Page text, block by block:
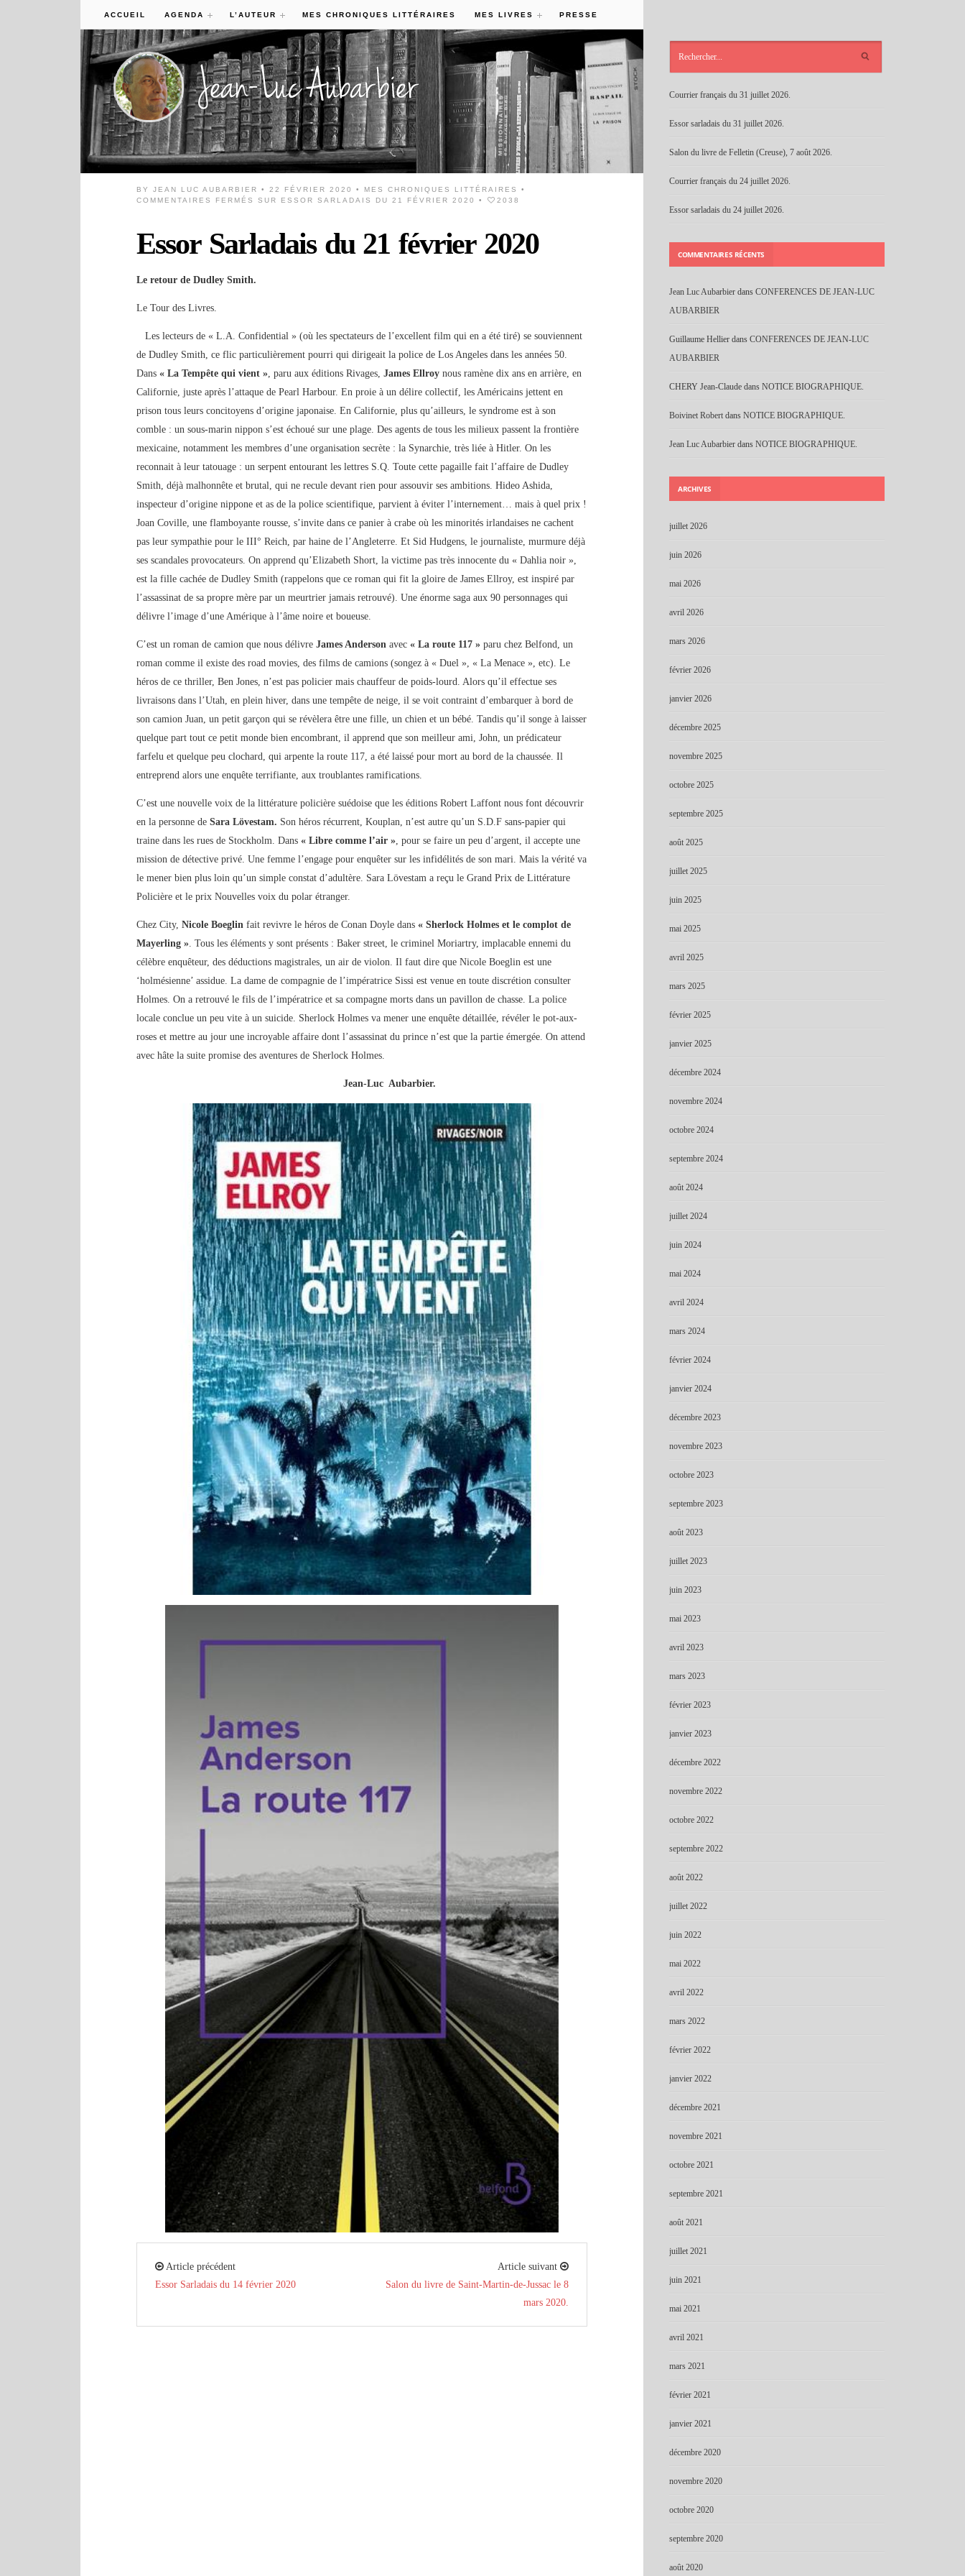
ACCUEIL AGENDA L’AUTEUR MES CHRONIQUES LITTÉRAIRES MES LIVRES PRESSE
BYJEAN LUC AUBARBIER • 22 FÉVRIER 2020 • MES CHRONIQUES LITTÉRAIRES
•
COMMENTAIRES FERMÉS
SUR ESSOR SARLADAIS DU 21 FÉVRIER 2020 • 2038
Essor Sarladais du 21 février 2020
Le retour de Dudley Smith.
Le Tour des Livres.
Les lecteurs de « L.A. Confidential » (où les spectateurs de l’excellent film qui en a été tiré) se souviennent
de Dudley Smith, ce flic particulièrement pourri qui dirigeait la police de Los Angeles dans les années 50.
Dans« La Tempête qui vient », paru aux éditions Rivages,James Ellroy nous ramène dix ans en arrière, en
Californie, juste après l’attaque de Pearl Harbour. En proie à un délire collectif, les Américains jettent en
prison tous leurs concitoyens d’origine japonaise. En Californie, plus qu’ailleurs, le syndrome est à son
comble : un sous-marin nippon s’est échoué sur une plage. Des agents de tous les milieux passent la frontière
mexicaine, notamment les membres d’une organisation secrète : la Synarchie, très liée à Hitler. On les
reconnait à leur tatouage : un serpent entourant les lettres S.Q. Toute cette pagaille fait l’affaire de Dudley
Smith, déjà malhonnête et brutal, qui ne recule devant rien pour assouvir ses ambitions. Hideo Ashida,
inspecteur d’origine nippone et as de la police scientifique, parvient à éviter l’internement… mais à quel prix !
Joan Coville, une flamboyante rousse, s’invite dans ce panier à crabe où les minorités irlandaises ne cachent
pas leur sympathie pour le III° Reich, par haine de l’Angleterre. Et Sid Hudgens, le journaliste, murmure déjà
ses scandales provocateurs. On apprend qu’Elizabeth Short, la victime pas très innocente du « Dahlia noir »,
est la fille cachée de Dudley Smith (rappelons que ce roman qui fit la gloire de James Ellroy, est inspiré par
l’assassinat de sa propre mère par un meurtrier jamais retrouvé). Une énorme saga aux 90 personnages qui
délivre l’image d’une Amérique à l’âme noire et boueuse.
C’est un roman de camion que nous délivreJames Anderson avec« La route 117 »paru chez Belfond, un
roman comme il existe des road movies, des films de camions (songez à « Duel », « La Menace », etc). Le
héros de ce thriller, Ben Jones, n’est pas policier mais chauffeur de poids-lourd. Alors qu’il effectue ses
livraisons dans l’Utah, en plein hiver, dans une tempête de neige, il se voit contraint d’embarquer à bord de
son camion Juan, un petit garçon qui se révèlera être une fille, un chien et un bébé. Tandis qu’il songe à laisser
quelque part tout ce petit monde bien encombrant, il apprend que son meilleur ami, John, un prédicateur
farfelu et quelque peu clochard, qui arpente la route 117, a été laissé pour mort au bord de la chaussée. Il
entreprend alors une enquête terrifiante, aux troublantes ramifications.
C’est une nouvelle voix de la littérature policière suédoise que les éditions Robert Laffont nous font découvrir
en la personne deSara Lövestam. Son héros récurrent, Kouplan, n’est autre qu’un S.D.F sans-papier qui
traine dans les rues de Stockholm. Dans« Libre comme l’air », pour se faire un peu d’argent, il accepte une
mission de détective privé. Une femme l’engage pour enquêter sur les infidélités de son mari. Mais la vérité va
le mener bien plus loin qu’un simple constat d’adultère. Sara Lövestam a reçu le Grand Prix de Littérature
Policière et le prix Nouvelles voix du polar étranger.
Chez City,Nicole Boeglinfait revivre le héros de Conan Doyle dans« Sherlock Holmes et le complot de
Mayerling ». Tous les éléments y sont présents : Baker street, le criminel Moriartry, implacable ennemi du
célèbre enquêteur, des déductions magistrales, un air de violon. Il faut dire que Nicole Boeglin est une
‘holmésienne’ assidue. La dame de compagnie de l’impératrice Sissi est venue en toute discrétion consulter
Holmes. On a retrouvé le fils de l’impératrice et sa compagne morts dans un pavillon de chasse. La police
locale conclue un peu vite à un suicide. Sherlock Holmes va mener une enquête détaillée, révéler le pot-aux-
roses et mettre au jour une incroyable affaire dont l’assassinat du prince n’est que la partie émergée. On attend
avec hâte la suite promise des aventures de Sherlock Holmes.
Jean-Luc Aubarbier.
Article précédent
Essor Sarladais du 14 février 2020
Article suivant
Salon du livre de Saint-Martin-de-Jussac le 8
mars 2020.
Courrier français du 31 juillet 2026.
Essor sarladais du 31 juillet 2026.
Salon du livre de Felletin (Creuse), 7 août 2026.
Courrier français du 24 juillet 2026.
Essor sarladais du 24 juillet 2026.
COMMENTAIRES RÉCENTS
Jean Luc Aubarbier dans CONFERENCES DE JEAN-LUC
AUBARBIER
Guillaume Hellier dans CONFERENCES DE JEAN-LUC
AUBARBIER
CHERY Jean-Claude dans NOTICE BIOGRAPHIQUE.
Boivinet Robert dans NOTICE BIOGRAPHIQUE.
Jean Luc Aubarbier dans NOTICE BIOGRAPHIQUE.
ARCHIVES
juillet 2026
juin 2026
mai 2026
avril 2026
mars 2026
février 2026
janvier 2026
décembre 2025
novembre 2025
octobre 2025
septembre 2025
août 2025
juillet 2025
juin 2025
mai 2025
avril 2025
mars 2025
février 2025
janvier 2025
décembre 2024
novembre 2024
octobre 2024
septembre 2024
août 2024
juillet 2024
juin 2024
mai 2024
avril 2024
mars 2024
février 2024
janvier 2024
décembre 2023
novembre 2023
octobre 2023
septembre 2023
août 2023
juillet 2023
juin 2023
mai 2023
avril 2023
mars 2023
février 2023
janvier 2023
décembre 2022
novembre 2022
octobre 2022
septembre 2022
août 2022
juillet 2022
juin 2022
mai 2022
avril 2022
mars 2022
février 2022
janvier 2022
décembre 2021
novembre 2021
octobre 2021
septembre 2021
août 2021
juillet 2021
juin 2021
mai 2021
avril 2021
mars 2021
février 2021
janvier 2021
décembre 2020
novembre 2020
octobre 2020
septembre 2020
août 2020